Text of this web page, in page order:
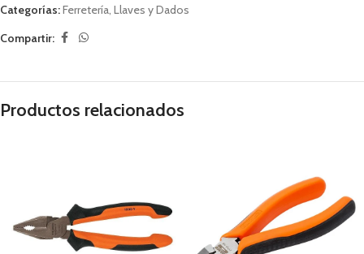
Categorías:Ferretería, Llaves y Dados
Compartir:
Productos relacionados